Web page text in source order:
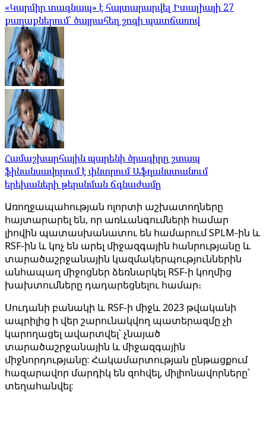
«Կարմիր տագնապ» է հայտարարվել Իտալիայի 27
քաղաքներում՝ ծայրահեղ շոգի պատճառով
Համաշխարհային պարենի ծրագիրը շտապ
ֆինանսավորում է փնտրում Աֆղանստանում
երեխաների թերսնման ճգնաժամը
Առողջապահության ոլորտի աշխատողները
հայտարարել են, որ առևանգումների համար
լիովին պատասխանատու են համարում SPLM-ին և
RSF-ին և կոչ են արել միջազգային հանրությանը և
տարածաշրջանային կազմակերպություններին
անհապաղ միջոցներ ձեռնարկել RSF-ի կողմից
խախտումները դադարեցնելու համար։
Սուդանի բանակի և RSF-ի միջև 2023 թվականի
ապրիլից ի վեր շարունակվող պատերազմը չի
կարողացել ավարտվել՝ չնայած
տարածաշրջանային և միջազգային
միջնորդությանը: Հակամարտության ընթացքում
հազարավոր մարդիկ են զոհվել, միլիոնավորները՝
տեղահանվել: